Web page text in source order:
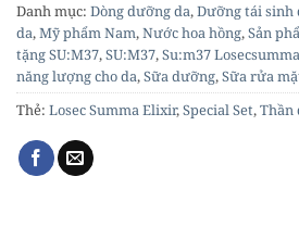
Danh mục: Dòng dưỡng da,Dưỡng tái sinh
da,Mỹ phẩm Nam,Nước hoa hồng,Sản
tặng SU:M37,SU:M37,Su:m37
năng lượng cho da,Sữa dưỡng,Sữa rửa
Thẻ: Losec Summa Elixir,Special Set,Thần